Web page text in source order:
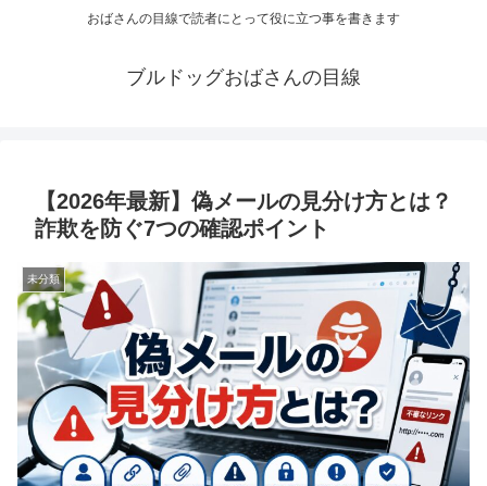
おばさんの目線で読者にとって役に立つ事を書きます
ブルドッグおばさんの目線
【2026年最新】偽メールの見分け方とは？
詐欺を防ぐ7つの確認ポイント
未分類